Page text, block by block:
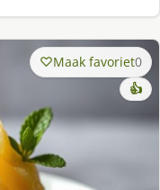
Maak favoriet0
👍